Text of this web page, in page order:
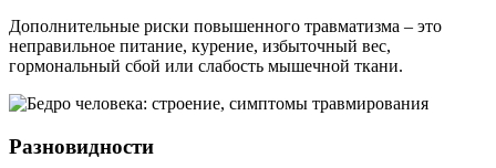
Дополнительные риски повышенного травматизма – это
неправильное питание, курение, избыточный вес,
гормональный сбой или слабость мышечной ткани.
Разновидности